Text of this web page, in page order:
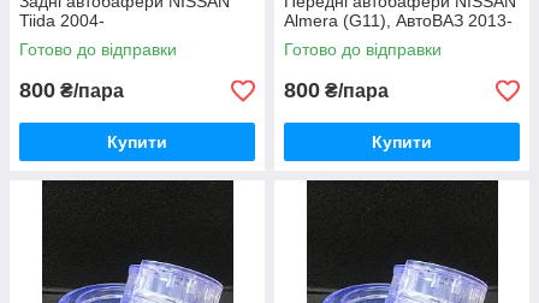
Tiida 2004-
Готово до відправки
800 ₴/пара
Купити
Almera (G11), АвтоВАЗ 2013-
Готово до відправки
800 ₴/пара
Купити